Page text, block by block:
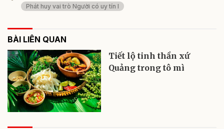
Phát huy vai trò Người có uy tín l
BÀI LIÊN QUAN
Tiết lộ tinh thần xứ
Quảng trong tô mì